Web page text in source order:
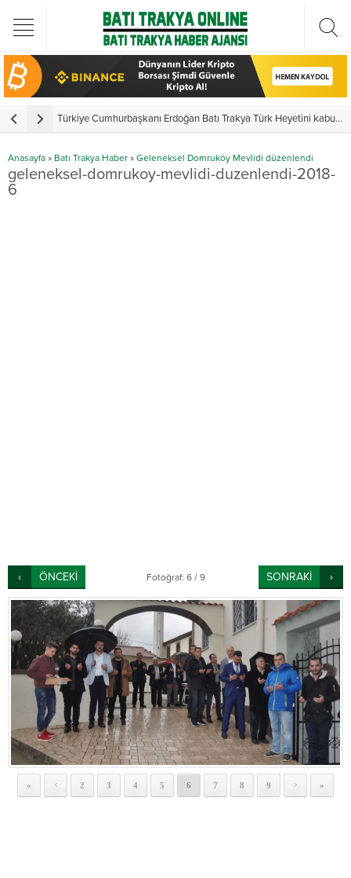
Türkiye Cumhurbaşkanı Erdoğan Batı Trakya Türk Heyetini kabul etti
Anasayfa » Batı Trakya Haber » Geleneksel Domruköy Mevlidi düzenlendi
geleneksel-domrukoy-mevlidi-duzenlendi-2018-
6
ÖNCEKİ Fotoğraf: 6 / 9 SONRAKİ
« < 2 3 4 5 6 7 8 9 > »